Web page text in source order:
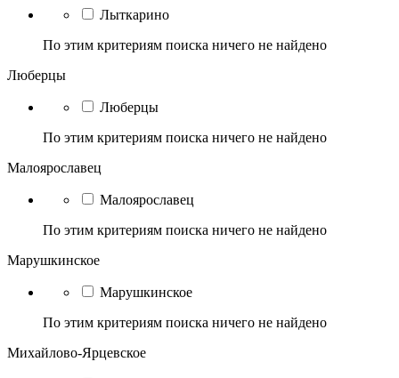
Лыткарино
По этим критериям поиска ничего не найдено
Люберцы
Люберцы
По этим критериям поиска ничего не найдено
Малоярославец
Малоярославец
По этим критериям поиска ничего не найдено
Марушкинское
Марушкинское
По этим критериям поиска ничего не найдено
Михайлово-Ярцевское